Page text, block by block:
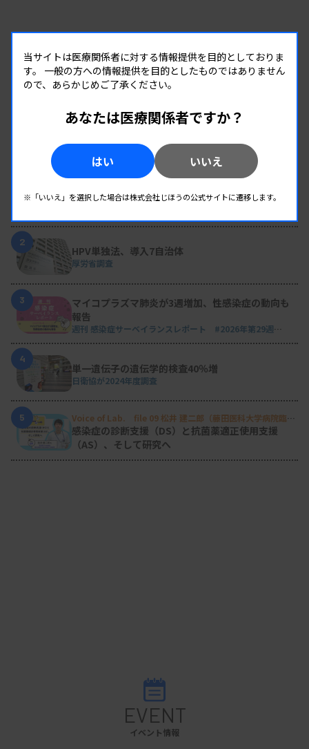
RANKING
人気の記事
生理検査のパニック値、報告体制を再構築 “伝え
2
HPV単独法、導入7自治体
厚労省調査
3
マイコプラズマ肺炎が3週増加、性感染症の動向も
報告
週刊 感染症サーベイランスレポート #2026年第29週
4
単一遺伝子の遺伝学的検査40％増
日衛協が2024年度調査
5
Voice of Lab. file 09 松井 建二郎（藤田医科大学病院臨床
検査部微生物遺伝子検査室）
感染症の診断支援（DS）と抗菌薬適正使用支援
（AS）、そして研究へ
EVENT
イベント情報
当サイトは医療関係者に対する情報提供を目的としておりま
す。 一般の方への情報提供を目的としたものではありません
ので、あらかじめご了承ください。
あなたは医療関係者ですか？
はい いいえ
※「いいえ」を選択した場合は株式会社じほうの公式サイトに遷移します。